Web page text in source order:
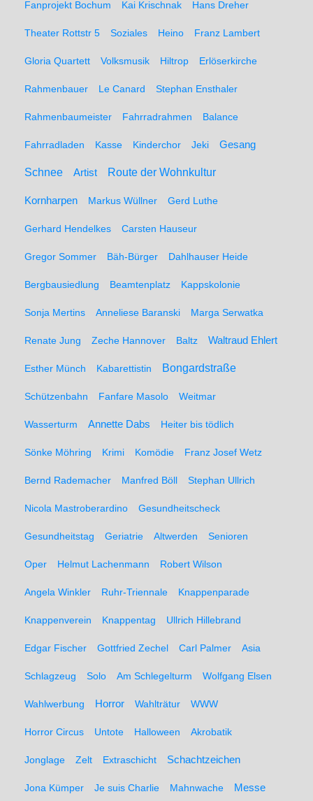
Fanprojekt Bochum Kai Krischnak Hans Dreher
Theater Rottstr 5 Soziales Heino Franz Lambert
Gloria Quartett Volksmusik Hiltrop Erlöserkirche
Rahmenbauer Le Canard Stephan Ensthaler
Rahmenbaumeister Fahrradrahmen Balance
Fahrradladen Kasse Kinderchor Jeki Gesang
Schnee Artist Route der Wohnkultur
Kornharpen Markus Wüllner Gerd Luthe
Gerhard Hendelkes Carsten Hauseur
Gregor Sommer Bäh-Bürger Dahlhauser Heide
Bergbausiedlung Beamtenplatz Kappskolonie
Sonja Mertins Anneliese Baranski Marga Serwatka
Renate Jung Zeche Hannover Baltz Waltraud Ehlert
Esther Münch Kabarettistin Bongardstraße
Schützenbahn Fanfare Masolo Weitmar
Wasserturm Annette Dabs Heiter bis tödlich
Sönke Möhring Krimi Komödie Franz Josef Wetz
Bernd Rademacher Manfred Böll Stephan Ullrich
Nicola Mastroberardino Gesundheitscheck
Gesundheitstag Geriatrie Altwerden Senioren
Oper Helmut Lachenmann Robert Wilson
Angela Winkler Ruhr-Triennale Knappenparade
Knappenverein Knappentag Ullrich Hillebrand
Edgar Fischer Gottfried Zechel Carl Palmer Asia
Schlagzeug Solo Am Schlegelturm Wolfgang Elsen
Wahlwerbung Horror Wahlträtur WWW
Horror Circus Untote Halloween Akrobatik
Jonglage Zelt Extraschicht Schachtzeichen
Jona Kümper Je suis Charlie Mahnwache Messe